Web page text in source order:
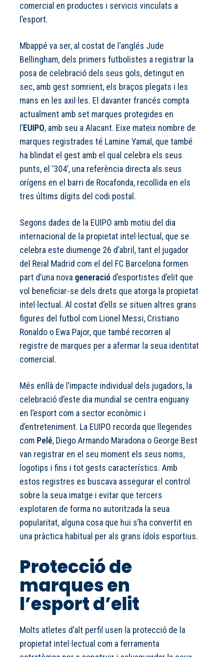
comercial en productes i servicis vinculats a
l’esport.
Mbappé va ser, al costat de l’anglés Jude
Bellingham, dels primers futbolistes a registrar la
posa de celebració dels seus gols, detingut en
sec, amb gest somrient, els braços plegats i les
mans en les axil·les. El davanter francés compta
actualment amb set marques protegides en
l’EUIPO, amb seu a Alacant. Eixe mateix nombre de
marques registrades té Lamine Yamal, que també
ha blindat el gest amb el qual celebra els seus
punts, el ‘304’, una referència directa als seus
orígens en el barri de Rocafonda, recollida en els
tres últims dígits del codi postal.
Segons dades de la EUIPO amb motiu del dia
internacional de la propietat intel·lectual, que se
celebra este diumenge 26 d’abril, tant el jugador
del Reial Madrid com el del FC Barcelona formen
part d’una nova generació d’esportistes d’elit que
vol beneficiar-se dels drets que atorga la propietat
intel·lectual. Al costat d’ells se situen altres grans
figures del futbol com Lionel Messi, Cristiano
Ronaldo o Ewa Pajor, que també recorren al
registre de marques per a afermar la seua identitat
comercial.
Més enllà de l’impacte individual dels jugadors, la
celebració d’este dia mundial se centra enguany
en l’esport com a sector econòmic i
d’entreteniment. La EUIPO recorda que llegendes
com Pelé, Diego Armando Maradona o George Best
van registrar en el seu moment els seus noms,
logotips i fins i tot gests característics. Amb
estos registres es buscava assegurar el control
sobre la seua imatge i evitar que tercers
explotaren de forma no autoritzada la seua
popularitat, alguna cosa que hui s’ha convertit en
una pràctica habitual per als grans ídols esportius.
Protecció de
marques en
l’esport d’elit
Molts atletes d’alt perfil usen la protecció de la
propietat intel·lectual com a ferramenta